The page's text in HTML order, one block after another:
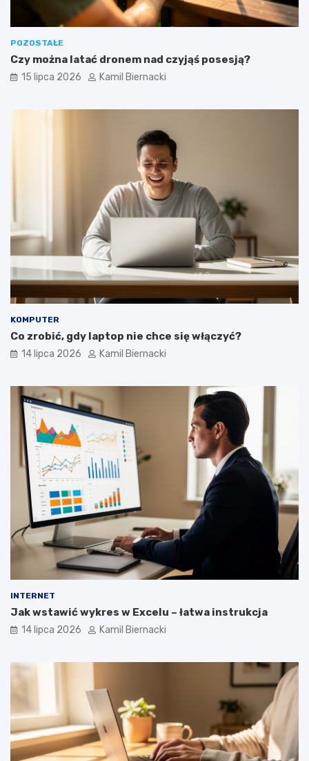
POZOSTAŁE
Czy można latać dronem nad czyjąś posesją?
15 lipca 2026 Kamil Biernacki
KOMPUTER
Co zrobić, gdy laptop nie chce się włączyć?
14 lipca 2026 Kamil Biernacki
INTERNET
Jak wstawić wykres w Excelu – łatwa instrukcja
14 lipca 2026 Kamil Biernacki